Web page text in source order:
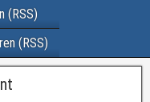
(RSS)
(RSS)